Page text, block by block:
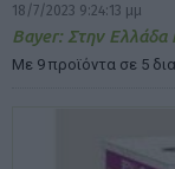
18/7/2023 9:24:13 μμ
Bayer: Στην Ελλάδα
Με 9 προϊόντα σε 5